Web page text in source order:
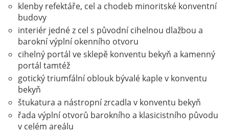
klenby refektáře, cel a chodeb minoritské konventní
budovy
interiér jedné z cel s původní cihelnou dlažbou a
barokní výplní okenního otvoru
cihelný portál ve sklepě konventu bekyň a kamenný
portál tamtéž
gotický triumfální oblouk bývalé kaple v konventu
bekyň
štukatura a nástropní zrcadla v konventu bekyň
řada výplní otvorů barokního a klasicistního původu
v celém areálu